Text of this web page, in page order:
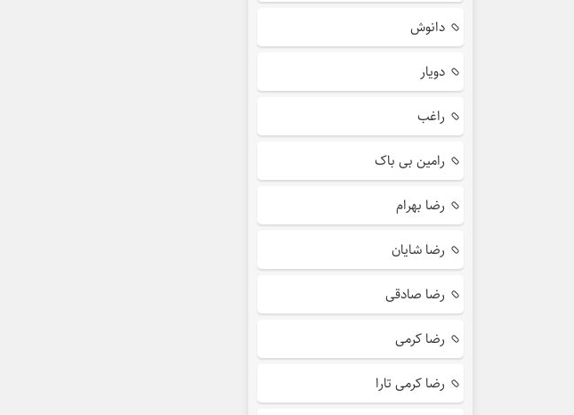
دانوش
دویار
راغب
رامین بی باک
رضا بهرام
رضا شایان
رضا صادقی
رضا کرمی
رضا کرمی تارا